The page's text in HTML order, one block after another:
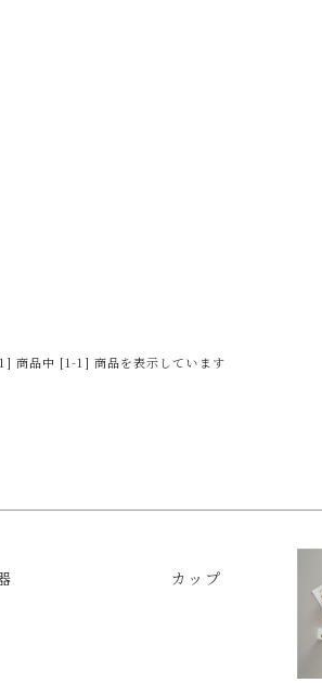
商品中 [1-1] 商品を表示しています
カップ